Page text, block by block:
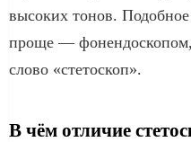
высоких тонов.
проще — фонендоскопом,
слово «стетоскоп».
В чём отличие